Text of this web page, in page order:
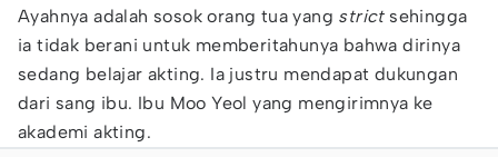
Ayahnya adalah sosok orang tua yang strictsehingga
ia tidak berani untuk memberitahunya bahwa dirinya
sedang belajar akting. Ia justru mendapat dukungan
dari sang ibu. Ibu Moo Yeol yang mengirimnya ke
akademi akting.